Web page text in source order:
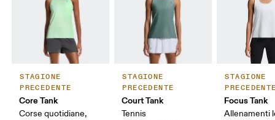
STAGIONE
PRECEDENTE
Core Tank
Corse quotidiane,
STAGIONE
PRECEDENTE
Court Tank
Tennis
STAGIONE
Focus Tank
Allenamenti